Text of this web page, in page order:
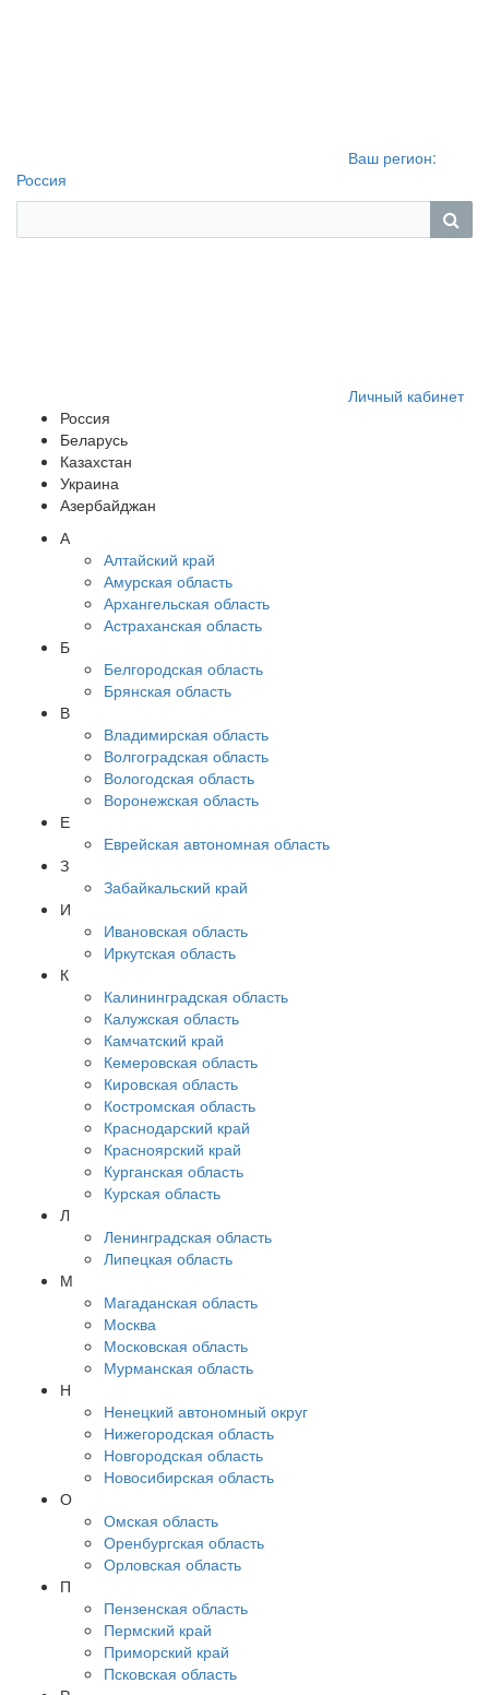
Ваш регион:
Россия
Личный кабинет
Россия
Беларусь
Казахстан
Украина
Азербайджан
А
Алтайский край
Амурская область
Архангельская область
Астраханская область
Б
Белгородская область
Брянская область
В
Владимирская область
Волгоградская область
Вологодская область
Воронежская область
Е
Еврейская автономная область
З
Забайкальский край
И
Ивановская область
Иркутская область
К
Калининградская область
Калужская область
Камчатский край
Кемеровская область
Кировская область
Костромская область
Краснодарский край
Красноярский край
Курганская область
Курская область
Л
Ленинградская область
Липецкая область
М
Магаданская область
Москва
Московская область
Мурманская область
Н
Ненецкий автономный округ
Нижегородская область
Новгородская область
Новосибирская область
О
Омская область
Оренбургская область
Орловская область
П
Пензенская область
Пермский край
Приморский край
Псковская область